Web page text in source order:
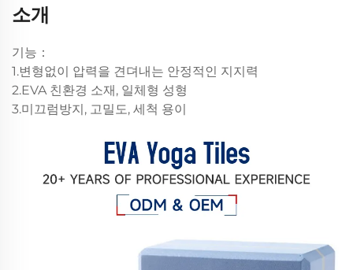
소개
기능：
1.변형없이 압력을 견뎌내는 안정적인 지지력
2.EVA 친환경 소재, 일체형 성형
3.미끄럼방지, 고밀도, 세척 용이